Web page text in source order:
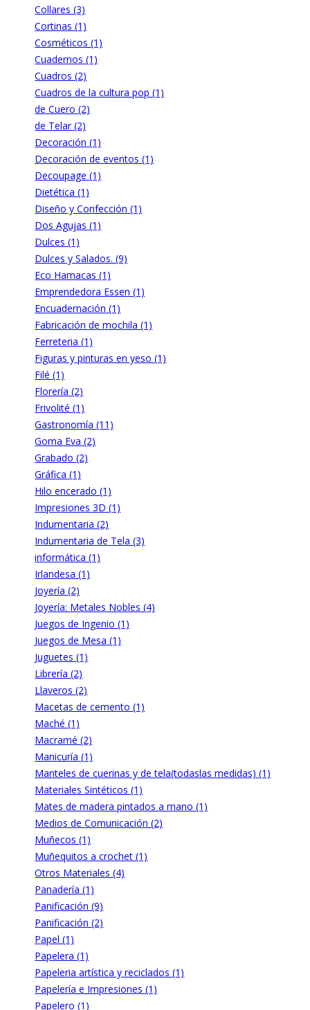
Collares (3)
Cortinas (1)
Cosméticos (1)
Cuadernos (1)
Cuadros (2)
Cuadros de la cultura pop (1)
de Cuero (2)
de Telar (2)
Decoración (1)
Decoración de eventos (1)
Decoupage (1)
Dietética (1)
Diseño y Confección (1)
Dos Agujas (1)
Dulces (1)
Dulces y Salados. (9)
Eco Hamacas (1)
Emprendedora Essen (1)
Encuadernación (1)
Fabricación de mochila (1)
Ferreteria (1)
Figuras y pinturas en yeso (1)
Filé (1)
Florería (2)
Frivolité (1)
Gastronomía (11)
Goma Eva (2)
Grabado (2)
Gráfica (1)
Hilo encerado (1)
Impresiones 3D (1)
Indumentaria (2)
Indumentaria de Tela (3)
informática (1)
Irlandesa (1)
Joyería (2)
Joyería: Metales Nobles (4)
Juegos de Ingenio (1)
Juegos de Mesa (1)
Juguetes (1)
Librería (2)
Llaveros (2)
Macetas de cemento (1)
Maché (1)
Macramé (2)
Manicuría (1)
Manteles de cuerinas y de tela(todaslas medidas) (1)
Materiales Sintéticos (1)
Mates de madera pintados a mano (1)
Medios de Comunicación (2)
Muñecos (1)
Muñequitos a crochet (1)
Otros Materiales (4)
Panadería (1)
Panificación (9)
Panificación (2)
Papel (1)
Papelera (1)
Papeleria artística y reciclados (1)
Papelería e Impresiones (1)
Papelero (1)